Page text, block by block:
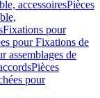
accessoiresPièces
Fixations pour
pour Fixations de
assemblages de
Pièces
pour